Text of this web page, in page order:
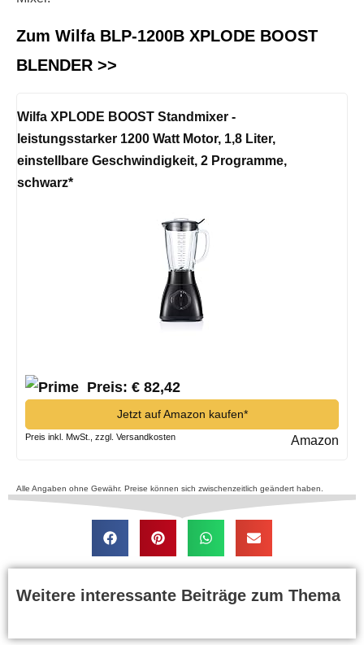
Zum Wilfa BLP-1200B XPLODE BOOST
BLENDER >>
Wilfa XPLODE BOOST Standmixer -
leistungsstarker 1200 Watt Motor, 1,8 Liter,
einstellbare Geschwindigkeit, 2 Programme,
schwarz*
Preis: € 82,42
Jetzt auf Amazon kaufen*
Preis inkl. MwSt., zzgl. Versandkosten Amazon
Alle Angaben ohne Gewähr. Preise können sich zwischenzeitlich geändert haben.
Weitere interessante Beiträge zum Thema